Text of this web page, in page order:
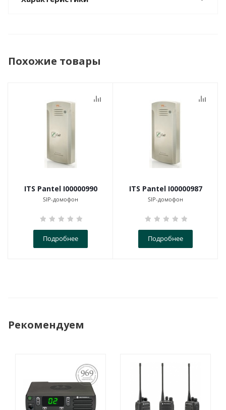
Похожие товары
ITS Pantel I00000990
SIP-домофон
Подробнее
ITS Pantel I00000987
SIP-домофон
Подробнее
Рекомендуем
ПОСТАНОВЛЕНИЕ
969